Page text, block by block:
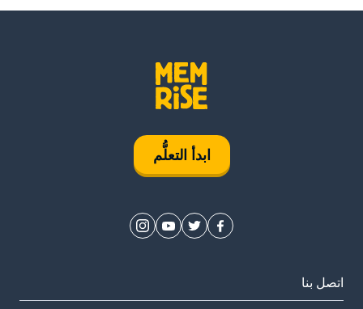
ابدأ التعلُّم
اتصل بنا